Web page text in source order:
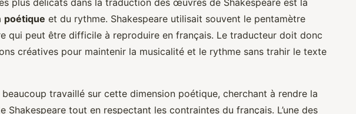
poétique et du rythme. Shakespeare utilisait souvent le pentamètre
qui peut être difficile à reproduire en français. Le traducteur doit donc
créatives pour maintenir la musicalité et le rythme sans trahir le texte
beaucoup travaillé sur cette dimension poétique, cherchant à rendre la
Shakespeare tout en respectant les contraintes du français. L’une des